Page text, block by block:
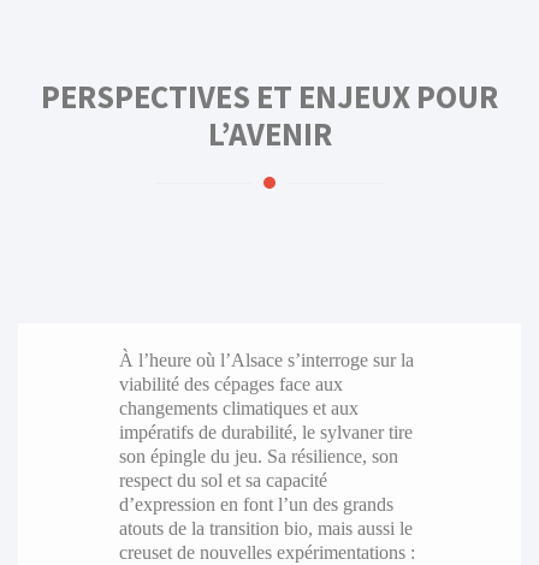
PERSPECTIVES ET ENJEUX POUR
L’AVENIR
À l’heure où l’Alsace s’interroge sur la
viabilité des cépages face aux
changements climatiques et aux
impératifs de durabilité, le sylvaner tire
son épingle du jeu. Sa résilience, son
respect du sol et sa capacité
d’expression en font l’un des grands
atouts de la transition bio, mais aussi le
creuset de nouvelles expérimentations :